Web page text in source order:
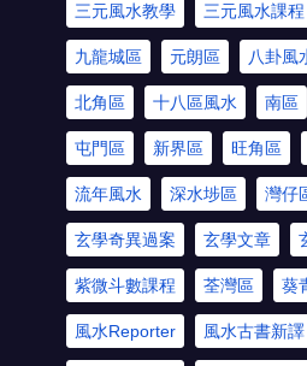
三元風水教學 三元風水課程
九龍城區 元朗區 八卦風
北角區 十八區風水 南區
屯門區 新界區 旺角區
流年風水 深水埗區 灣仔
玄學奇異過案 玄學文章
紫微斗數課程 荃灣區 葵
風水Reporter 風水古書新譯